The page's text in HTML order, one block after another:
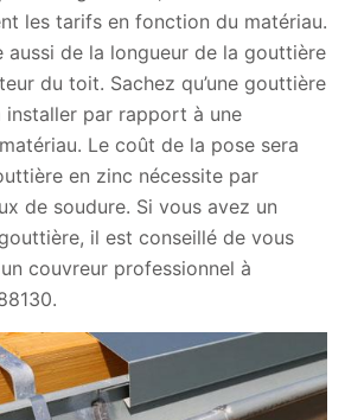
les tarifs en fonction du matériau.
aussi de la longueur de la gouttière
du toit. Sachez qu’une gouttière
installer par rapport à une
Le coût de la pose sera
en zinc nécessite par
de soudure. Si vous avez un
il est conseillé de vous
couvreur professionnel à